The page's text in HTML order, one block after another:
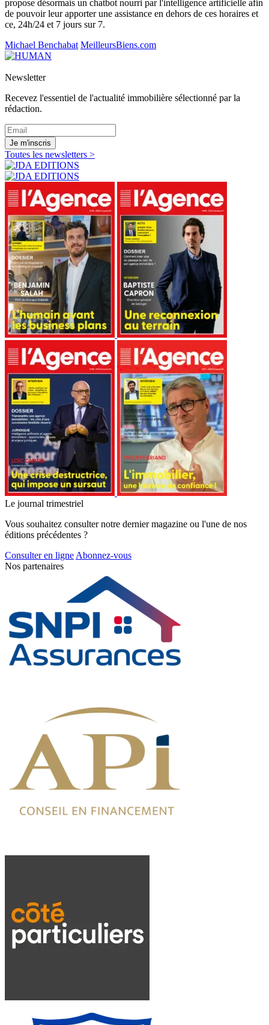
propose désormais un chatbot nourri par l'intelligence artificielle afin
de pouvoir leur apporter une assistance en dehors de ces horaires et
ce, 24h/24 et 7 jours sur 7.
Michael Benchabat MeilleursBiens.com
Newsletter
Recevez l'essentiel de l'actualité immobilière sélectionné par la
rédaction.
Je m'inscris
Toutes les newsletters >
Le journal trimestriel
Vous souhaitez consulter notre dernier magazine ou l'une de nos
éditions précédentes ?
Consulter en ligneAbonnez-vous
Nos partenaires